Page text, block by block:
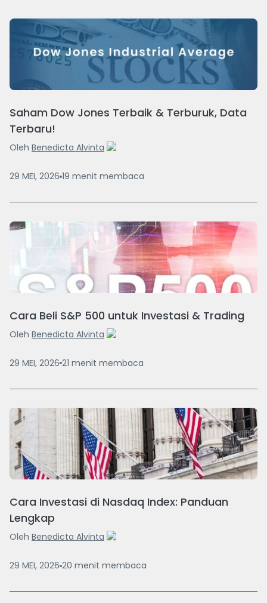
Saham Dow Jones Terbaik & Terburuk, Data
Terbaru!
Oleh Benedicta Alvinta
29 MEI, 2026 19 menit membaca
Cara Beli S&P 500 untuk Investasi & Trading
Oleh Benedicta Alvinta
29 MEI, 2026 21 menit membaca
Cara Investasi di Nasdaq Index: Panduan
Lengkap
Oleh Benedicta Alvinta
29 MEI, 2026 20 menit membaca